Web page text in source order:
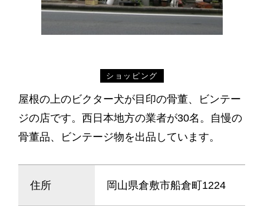
ショッピング
屋根の上のビクター犬が目印の骨董、ビンテー
ジの店です。西日本地方の業者が30名。自慢の
骨董品、ビンテージ物を出品しています。
住所 岡山県倉敷市船倉町1224